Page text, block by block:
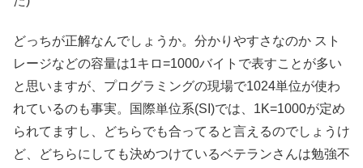
どっちが正解なんでしょうか。分かりやすさなのか スト
レージなどの容量は1キロ=1000バイトで表すことが多い
と思いますが、プログラミングの現場で1024単位が使わ
れているのも事実。国際単位系(SI)では、1K=1000が定め
られてますし、どちらでも合ってると言えるのでしょうけ
ど、どちらにしても決めつけているベテランさんは勉強不